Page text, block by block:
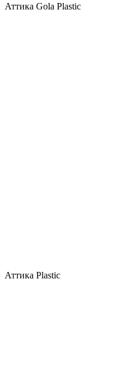
Аттика Gola Plastic
Аттика Plastic